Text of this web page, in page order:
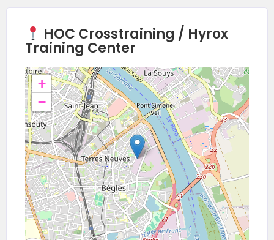
HOC Crosstraining / Hyrox
Training Center
+
−